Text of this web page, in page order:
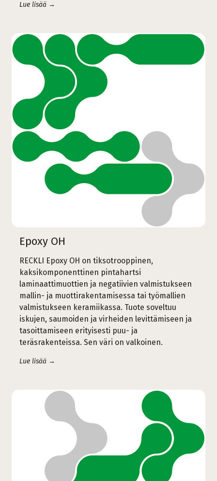
Lue lisää →
Epoxy OH
RECKLI Epoxy OH on tiksotrooppinen,
kaksikomponenttinen pintahartsi
laminaattimuottien ja negatiivien valmistukseen
mallin- ja muottirakentamisessa tai työmallien
valmistukseen keramiikassa. Tuote soveltuu
iskujen, saumoiden ja virheiden levittämiseen ja
tasoittamiseen erityisesti puu- ja
teräsrakenteissa. Sen väri on valkoinen.
Lue lisää →